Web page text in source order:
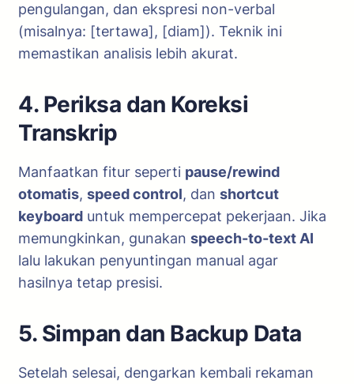
pengulangan, dan ekspresi non-verbal
(misalnya: [tertawa], [diam]). Teknik ini
memastikan analisis lebih akurat.
4. Periksa dan Koreksi
Transkrip
Manfaatkan fitur seperti pause/rewind
otomatis, speed control, dan shortcut
keyboard untuk mempercepat pekerjaan. Jika
memungkinkan, gunakan speech-to-text AI
lalu lakukan penyuntingan manual agar
hasilnya tetap presisi.
5. Simpan dan Backup Data
Setelah selesai, dengarkan kembali rekaman